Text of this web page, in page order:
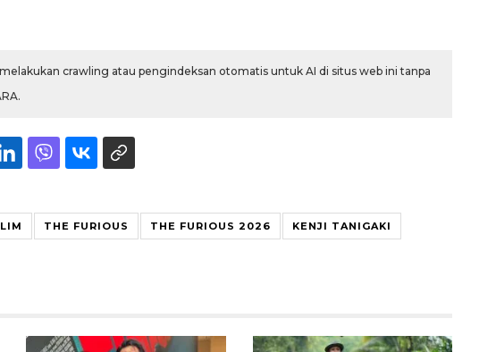
crawling atau pengindeksan otomatis untuk AI di situs web ini tanpa
THE FURIOUS THE FURIOUS 2026 KENJI TANIGAKI